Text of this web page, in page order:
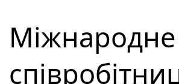
Міжнародне